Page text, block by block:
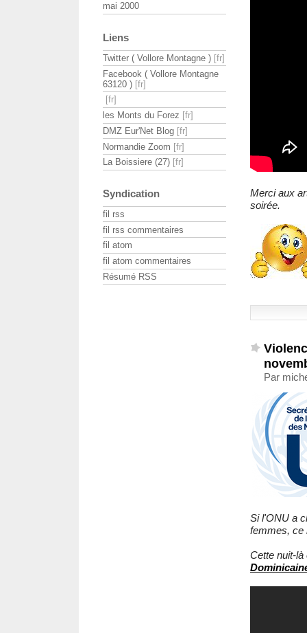
Merci aux
soirée.
Par
Si l'ONU a
femmes, ce
Cette nuit-
mai 2000
Liens
Twitter ( Vollore Montagne )
Facebook ( Vollore Montagne
63120 )
les Monts du Forez
DMZ Eur'Net Blog
Normandie Zoom
La Boissiere (27)
Syndication
fil rss
fil rss commentaires
fil atom
fil atom commentaires
Résumé RSS